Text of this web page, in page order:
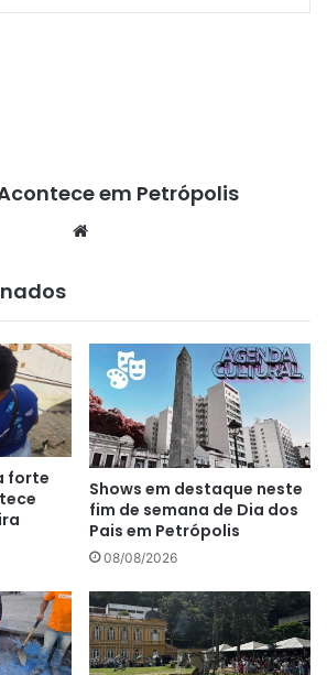
em Petrópolis
forte
Shows em destaque neste
fim de semana de Dia dos
Pais em Petrópolis
08/08/2026